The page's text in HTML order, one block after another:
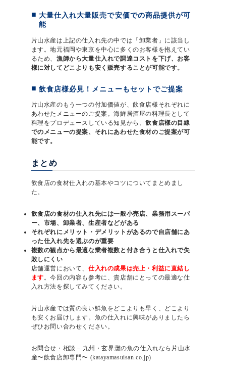
大量仕入れ大量販売で安価での商品提供が可
能
片山水産は上記の仕入れ先の中では「卸業者」に該当し
ます。地元福岡や東京を中心に多くのお客様を抱えてい
るため、 漁師から大量仕入れで調達コストを下げ、お客
様に対してどこよりも安く販売することが可能です。
飲食店様必見！メニューもセットでご提案
片山水産のもう一つの付加価値が、飲食店様それぞれに
あわせたメニューのご提案。海鮮居酒屋の料理長として
料理をプロデュースしている知見から、飲食店様の目線
でのメニューの提案、それにあわせた食材のご提案が可
能です。
まとめ
飲食店の食材仕入れの基本やコツについてまとめまし
た。
飲食店の食材の仕入れ先には一般小売店、業務用スーパ
ー、市場、卸業者、生産者などがある
それぞれにメリット・デメリットがあるので自店舗にあ
った仕入れ先を選ぶのが重要
複数の観点から最適な業者複数と付き合うと仕入れで失
敗しにくい
店舗運営において、 仕入れの成果は売上・利益に直結し
ます。今回の内容も参考に、貴店舗にとっての最適な仕
入れ方法を探してみてください。
片山水産では質の良い鮮魚をどこよりも早く、どこより
も安くお届けします。魚の仕入れに興味がありましたら
ぜひお問い合わせください。
お問合せ・相談 – 九州・玄界灘の魚の仕入れなら片山水
産〜飲食店卸専門〜 (katayamasuisan.co.jp)